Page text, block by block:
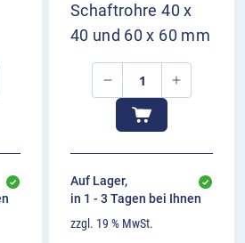
Schaftrohre 40 x
40 und 60 x 60 mm
Auf Lager,
in 1 - 3 Tagen bei Ihnen
zzgl. 19 % MwSt.